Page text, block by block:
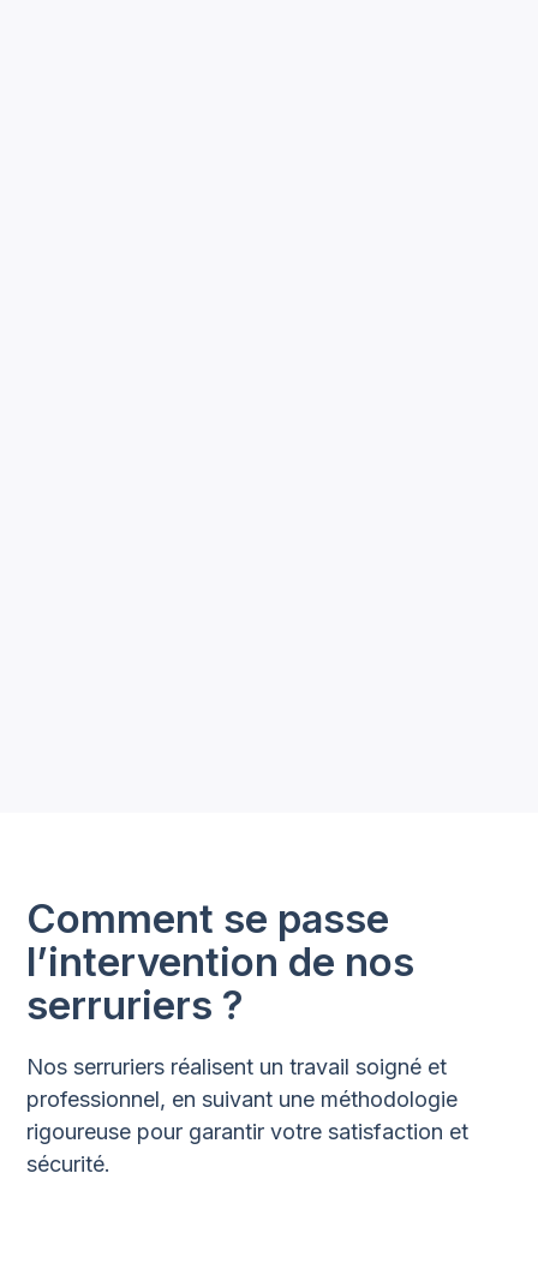
Comment se passe
l’intervention de nos
serruriers ?
Nos serruriers réalisent un travail soigné et
professionnel, en suivant une méthodologie
rigoureuse pour garantir votre satisfaction et
sécurité.